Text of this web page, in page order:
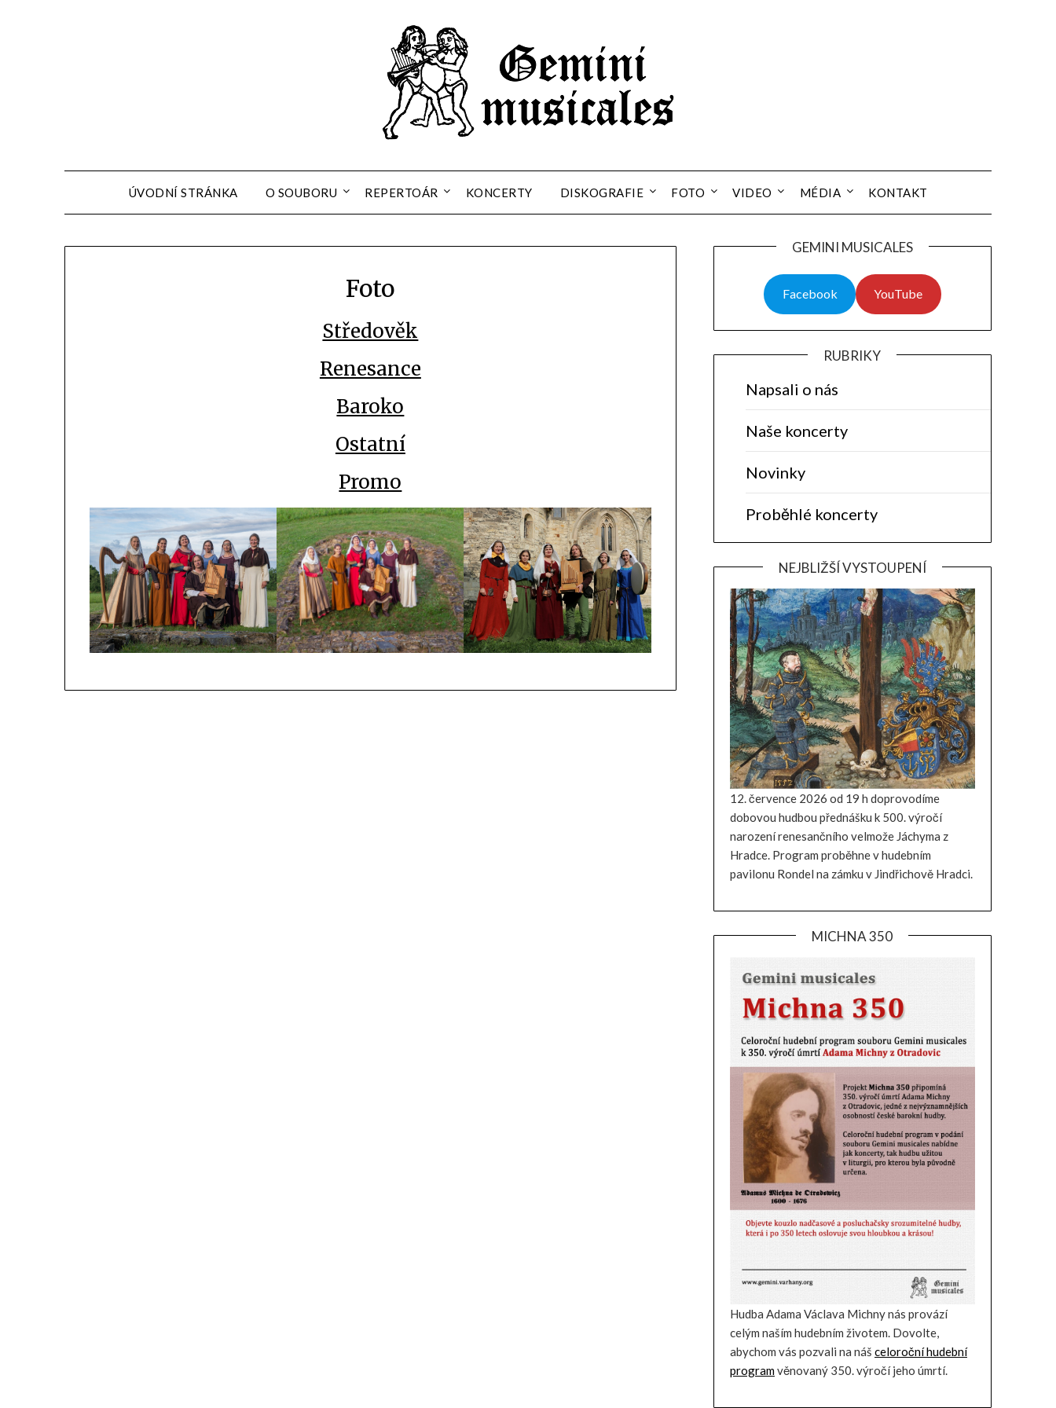
ÚVODNÍ STRÁNKA O SOUBORU REPERTOÁR KONCERTY DISKOGRAFIE FOTO VIDEO MÉDIA KONTAKT
Foto
Středověk
Renesance
Baroko
Ostatní
Promo
GEMINI MUSICALES
Facebook YouTube
RUBRIKY
Napsali o nás
Naše koncerty
Novinky
Proběhlé koncerty
NEJBLIŽŠÍ VYSTOUPENÍ
12. července 2026 od 19 h doprovodíme
dobovou hudbou přednášku k 500. výročí
narození renesančního velmože Jáchyma z
Hradce. Program proběhne v hudebním
pavilonu Rondel na zámku v Jindřichově Hradci.
MICHNA 350
Hudba Adama Václava Michny nás provází
celým naším hudebním životem. Dovolte,
abychom vás pozvali na náš celoroční hudební
programvěnovaný 350. výročí jeho úmrtí.